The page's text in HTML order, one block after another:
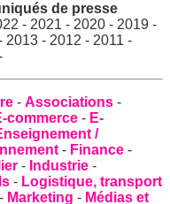
de presse
- 2021 - 2020 - 2019 -
2013 - 2012 - 2011 -
- Associations -
commerce - E-
/
- Finance -
- Industrie -
- Logistique, transport
- Marketing - Médias et